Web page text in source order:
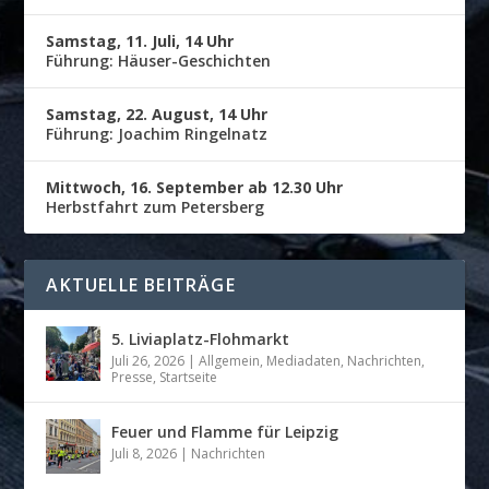
Samstag, 11. Juli, 14 Uhr
Führung: Häuser-Geschichten
Samstag, 22. August, 14 Uhr
Führung: Joachim Ringelnatz
Mittwoch, 16. September ab 12.30 Uhr
Herbstfahrt zum Petersberg
AKTUELLE BEITRÄGE
5. Liviaplatz-Flohmarkt
Juli 26, 2026 |Allgemein, Mediadaten, Nachrichten,
Presse, Startseite
Feuer und Flamme für Leipzig
Juli 8, 2026 | Nachrichten